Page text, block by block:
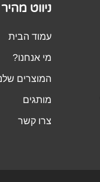
ניווט
עמוד הבית
מי אנחנו?
המוצרים
מותגים
צרו קשר